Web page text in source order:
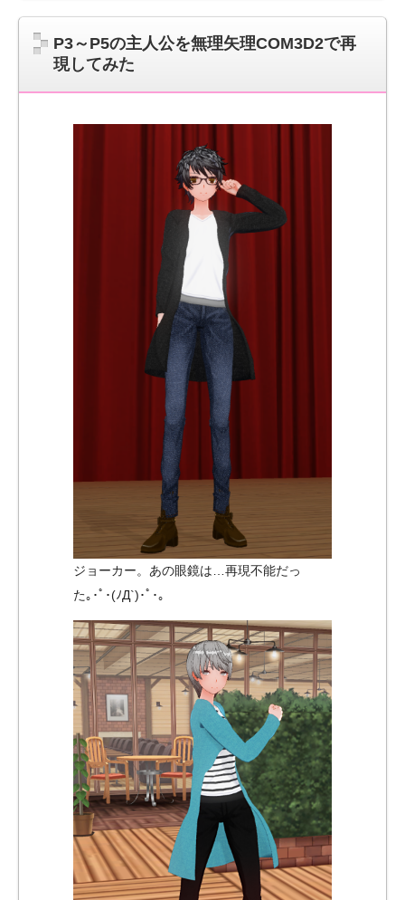
P3～P5の主人公を無理矢理COM3D2で再
現してみた
ジョーカー。あの眼鏡は…再現不能だっ
た｡･ﾟ･(ﾉД`)･ﾟ･｡